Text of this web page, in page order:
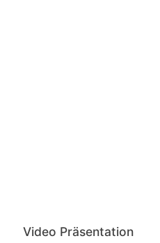
Video Präsentation